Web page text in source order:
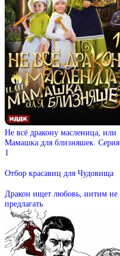
Не всё дракону масленица, или
Мамашка для близняшек. Серия
1
Отбор красавиц для Чудовища
Дракон ищет любовь, интим не
предлагать